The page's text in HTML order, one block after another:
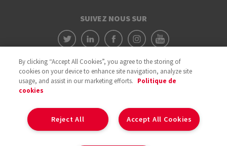
SUIVEZ NOUS SUR
By clicking “Accept All Cookies”, you agree to the storing of
cookies on your device to enhance site navigation, analyze site
usage, and assist in our marketing efforts. Politique de
cookies
Accept All Cookies
Reject All